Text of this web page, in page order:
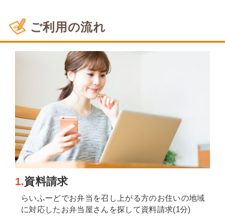
ご利用の流れ
1.資料請求
らいふーどでお弁当を召し上がる方のお住いの地域
に対応したお弁当屋さんを探して資料請求(1分)